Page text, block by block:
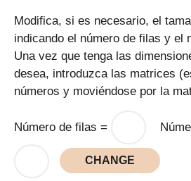
Modifica, si es necesario, el
indicando el número de filas y el
Una vez que tenga las
desea, introduzca las matrices
números y moviéndose por la
Número de filas =
CHANGE